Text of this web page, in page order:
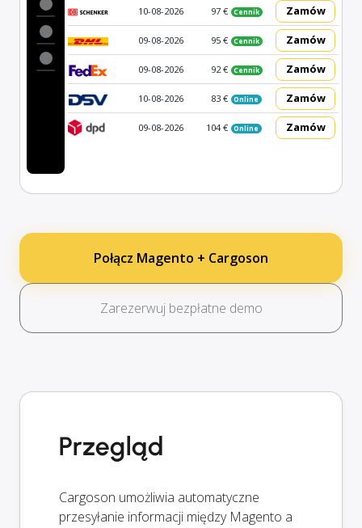
10-08-2026 97 € Cennik Zamów
09-08-2026 95 € Cennik Zamów
09-08-2026 92 € Cennik Zamów
10-08-2026 83 € Online Zamów
09-08-2026 104 € Online Zamów
Połącz Magento + Cargoson
Zarezerwuj bezpłatne demo
Przegląd
Cargoson umożliwia automatyczne
przesyłanie informacji między Magento a